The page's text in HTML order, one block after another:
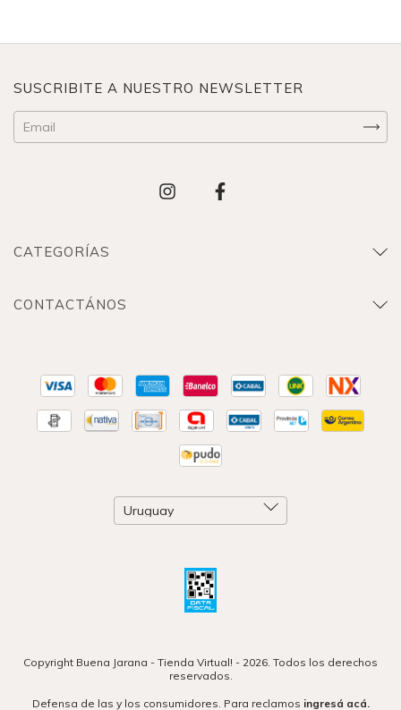
SUSCRIBITE A NUESTRO NEWSLETTER
CATEGORÍAS
CONTACTÁNOS
Copyright Buena Jarana - Tienda Virtual! - 2026. Todos los derechos
reservados.
Defensa de las y los consumidores. Para reclamos ingresá acá.